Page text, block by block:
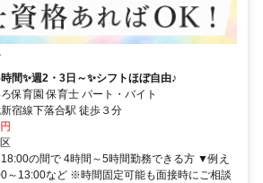
間✨週2・3日～✨シフトほぼ自由♪
保育園 保育士 パート・バイト
宿線下落合駅 徒歩３分
の間で 4時間～5時間勤務できる方 ▼例え
～13:00など ※時間固定可能も面接時にご相談